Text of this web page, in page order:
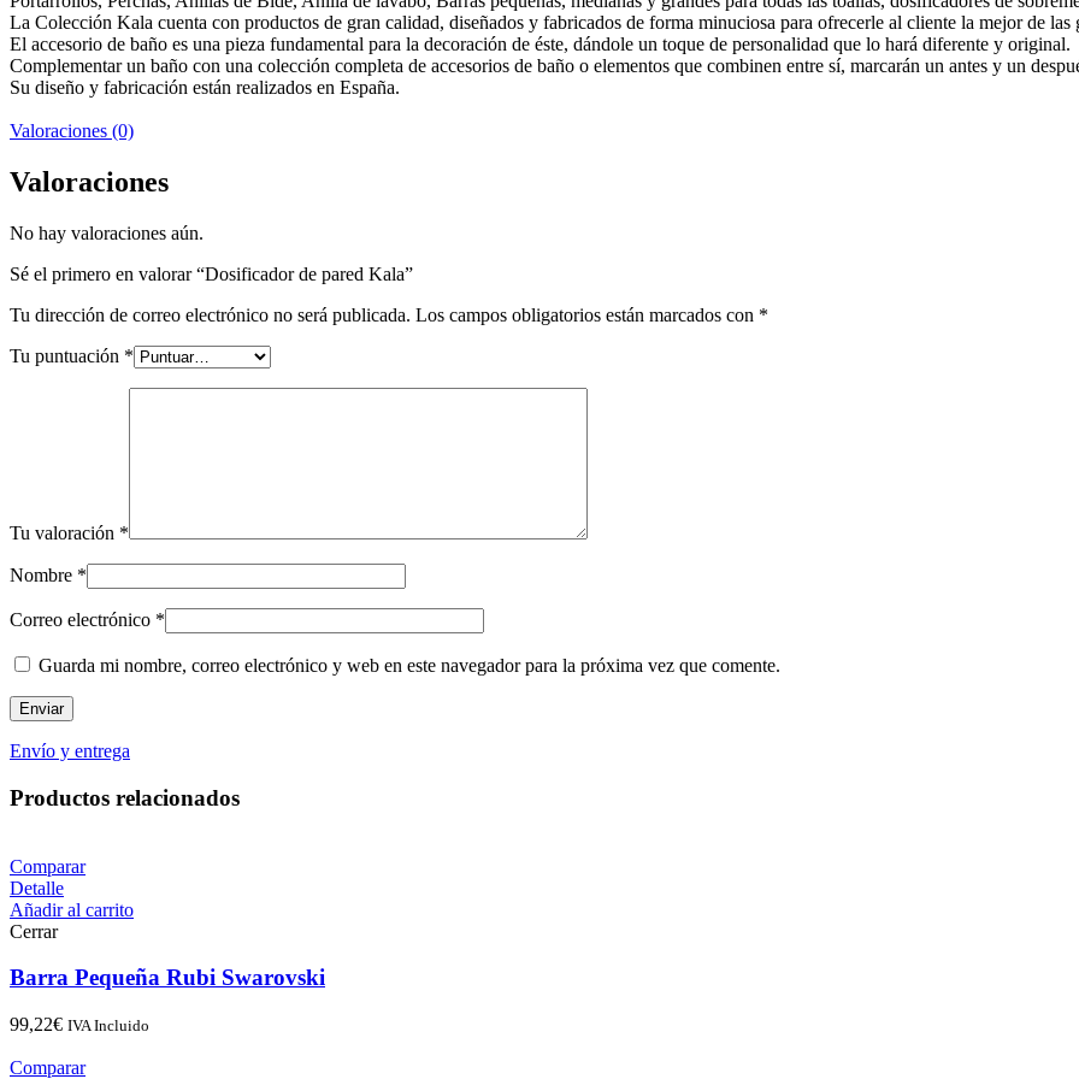
La Colección Kala cuenta con productos de gran calidad, diseñados y fabricados de forma minuciosa para ofrecerle al cliente la mejor de las
El accesorio de baño es una pieza fundamental para la decoración de éste, dándole un toque de personalidad que lo hará diferente y original.
Complementar un baño con una colección completa de accesorios de baño o elementos que combinen entre sí, marcarán un antes y un
Su diseño y fabricación están realizados en España.
Valoraciones (0)
Valoraciones
No hay valoraciones aún.
Sé el primero en valorar “Dosificador de pared Kala”
Tu dirección de correo electrónico no será publicada. Los campos obligatorios están marcados con *
Tu puntuación *
Tu valoración *
Nombre *
Correo electrónico *
Guarda mi nombre, correo electrónico y web en este navegador para la próxima vez que comente.
Envío y entrega
Productos relacionados
Comparar
Detalle
Añadir al carrito
Cerrar
Barra Pequeña Rubi Swarovski
99,22€ IVA Incluido
Comparar